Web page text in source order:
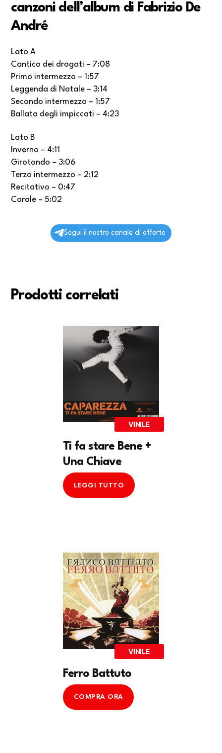
canzoni dell’album di Fabrizio De
André
Lato A
Cantico dei drogati – 7:08
Primo intermezzo – 1:57
Leggenda di Natale – 3:14
Secondo intermezzo – 1:57
Ballata degli impiccati – 4:23
Lato B
Inverno – 4:11
Girotondo – 3:06
Terzo intermezzo – 2:12
Recitativo – 0:47
Corale – 5:02
Segui il nostro canale di offerte
Prodotti correlati
VINILE
Ti fa stare Bene +
Una Chiave
LEGGI TUTTO
VINILE
Ferro Battuto
COMPRA ORA